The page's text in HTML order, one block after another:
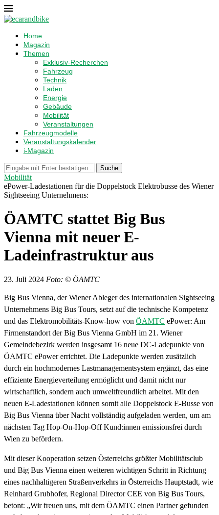
Home
Magazin
Themen
Exklusiv-Recherchen
Fahrzeug
Technik
Laden
Energie
Gebäude
Mobilität
Veranstaltungen
Fahrzeugmodelle
Veranstaltungskalender
i-Magazin
Suche
Mobilität
ePower-Ladestationen für die Doppelstock Elektrobusse des Wiener
Sightseeing Unternehmens:
ÖAMTC stattet Big Bus
Vienna mit neuer E-
Ladeinfrastruktur aus
23. Juli 2024 Foto: © ÖAMTC
Big Bus Vienna, der Wiener Ableger des internationalen Sightseeing
Unternehmens Big Bus Tours, setzt auf die technische Kompetenz
und das Elektromobilitäts-Know-how von ÖAMTC ePower: Am
Firmenstandort der Big Bus Vienna GmbH im 21. Wiener
Gemeindebezirk werden insgesamt 16 neue DC-Ladepunkte von
ÖAMTC ePower errichtet. Die Ladepunkte werden zusätzlich
durch ein hochmodernes Lastmanagementsystem ergänzt, das eine
effiziente Energieverteilung ermöglicht und damit nicht nur
wirtschaftlich, sondern auch umweltfreundlich arbeitet. Mit den
neuen E-Ladestationen können somit alle Doppelstock E-Busse von
Big Bus Vienna über Nacht vollständig aufgeladen werden, um am
nächsten Tag Hop-On-Hop-Off Kund:innen emissionsfrei durch
Wien zu befördern.
Mit dieser Kooperation setzen Österreichs größter Mobilitätsclub
und Big Bus Vienna einen weiteren wichtigen Schritt in Richtung
eines nachhaltigeren Straßenverkehrs in Österreichs Hauptstadt, wie
Reinhard Grubhofer, Regional Director CEE von Big Bus Tours,
betont: „Wir freuen uns, mit dem ÖAMTC einen Partner gefunden